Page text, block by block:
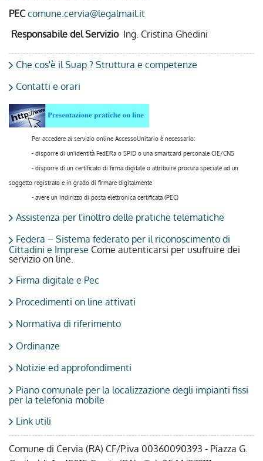
PEC comune.cervia@legalmail.it
Responsabile del Servizio Ing. Cristina Ghedini
Che cos'è il Suap ? Struttura e competenze
Contatti e orari
Per accedere al servizio online AccessoUnitario è necessario:
- disporre di un'identità FedERa o SPID o una smartcard personale CIE/CNS
- disporre di un certificato di firma digitale o attribuire procura speciale ad un
soggetto registrato e in grado di firmare digitalmente
- avere un indirizzo di posta elettronica certificata (PEC)
Assistenza per l'inoltro delle pratiche telematiche
Federa – Sistema federato per il riconoscimento di
Cittadini e Imprese Come autenticarsi per usufruire dei
servizio on line.
Firma digitale e Pec
Procedimenti on line attivati
Normativa di riferimento
Ordinanze
Notizie ed approfondimenti
Piano comunale per la localizzazione degli impianti fissi
per la telefonia mobile
Link utili
Comune di Cervia (RA) CF/P.iva 00360090393 - Piazza G.